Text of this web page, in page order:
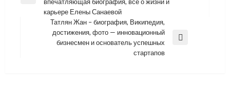
записямкарьере Елены Санаевой
Татлян Жан – биография, Википедия,
достижения, фото — инновационный
бизнесмен и основатель успешных
стартапов